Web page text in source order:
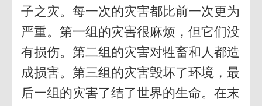
子之灾。每一次的灾害都比前一次更为
严重。第一组的灾害很麻烦，但它们没
有损伤。第二组的灾害对牲畜和人都造
成损害。第三组的灾害毁坏了环境，最
后一组的灾害了结了世界的生命。在末